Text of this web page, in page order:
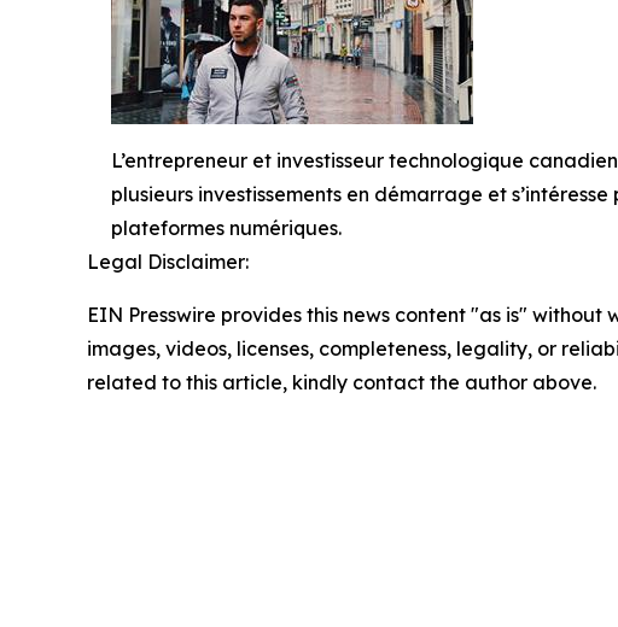
L’entrepreneur et investisseur technologique
plusieurs investissements en démarrage et
plateformes numériques.
Legal Disclaimer:
EIN Presswire provides this news content "as is"
images, videos, licenses, completeness, legality, or
related to this article, kindly contact the author above.